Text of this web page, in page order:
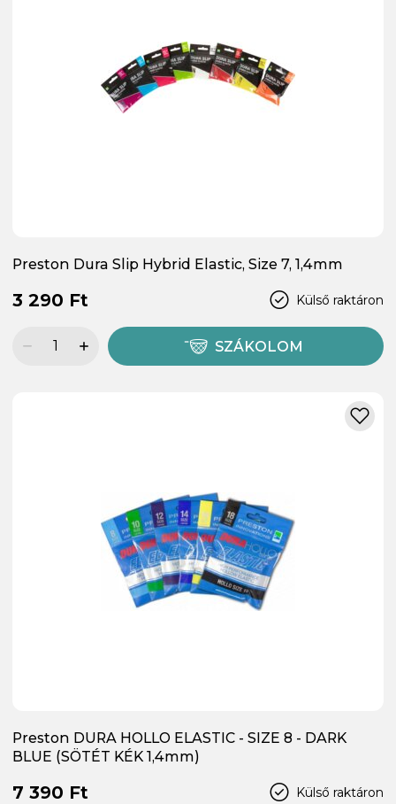
Preston Dura Slip Hybrid Elastic, Size 7, 1,4mm
Külső raktáron
3 290 Ft
SZÁKOLOM
Preston DURA HOLLO ELASTIC - SIZE 8 - DARK
BLUE (SÖTÉT KÉK 1,4mm)
Külső raktáron
7 390 Ft